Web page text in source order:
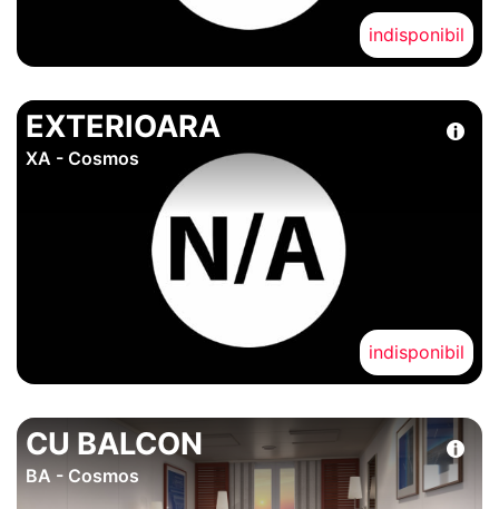
indisponibil
EXTERIOARA
XA - Cosmos
indisponibil
CU BALCON
BA - Cosmos